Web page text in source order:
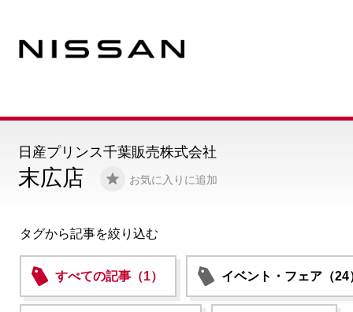
末広店 お気に入りに追加
日産プリンス千葉販売株式会社
タグから記事を絞り込む
すべての記事（1） イベント・フェア（24